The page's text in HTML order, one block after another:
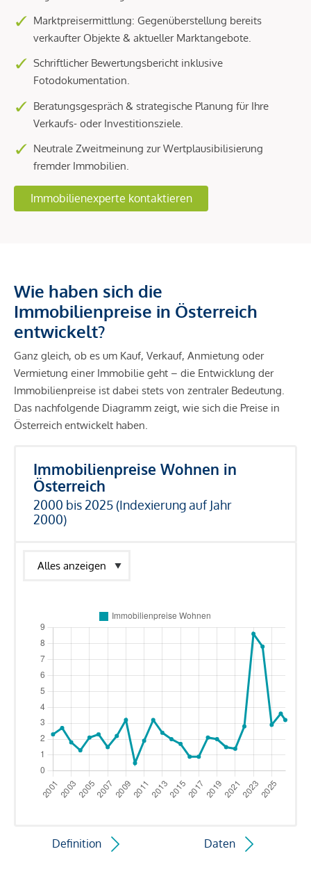
Marktpreisermittlung: Gegenüberstellung bereits
verkaufter Objekte & aktueller Marktangebote.
Schriftlicher Bewertungsbericht inklusive
Fotodokumentation.
Beratungsgespräch & strategische Planung für Ihre
Verkaufs- oder Investitionsziele.
Neutrale Zweitmeinung zur Wertplausibilisierung
fremder Immobilien.
Immobilienexperte kontaktieren
Wie haben sich die
Immobilienpreise in Österreich
entwickelt?
Ganz gleich, ob es um Kauf, Verkauf, Anmietung oder
Vermietung einer Immobilie geht – die Entwicklung der
Immobilienpreise ist dabei stets von zentraler Bedeutung.
Das nachfolgende Diagramm zeigt, wie sich die Preise in
Österreich entwickelt haben.
Immobilienpreise Wohnen in
Österreich
2000 bis 2025 (Indexierung auf Jahr
2000)
Definition Daten